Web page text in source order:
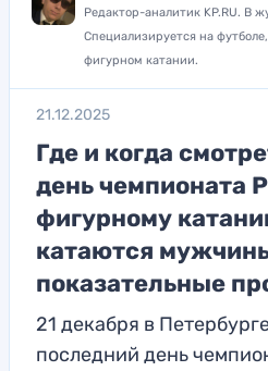
Редактор-аналитик KP.RU. В
Специализируется на
фигурном катании.
21.12.2025
Где и когда
день чемпионата
фигурному
катаются
показательные
21 декабря в
последний день